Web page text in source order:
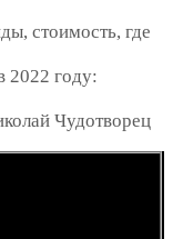
стоимость, где
2022 году:
Чудотворец